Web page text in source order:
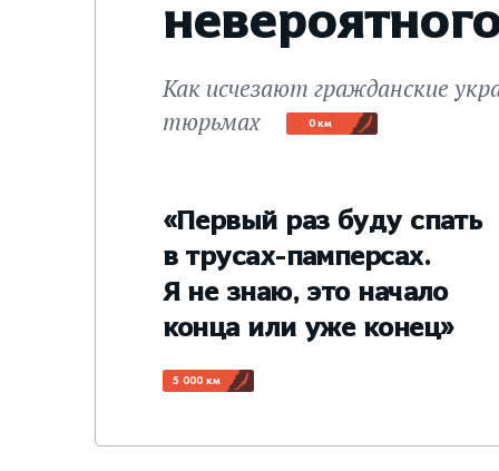
Как исчезают гражданские
тюрьмах
0 км
«Первый раз буду спать
в трусах-памперсах.
Я не знаю, это начало
конца или уже конец»
5 000 км